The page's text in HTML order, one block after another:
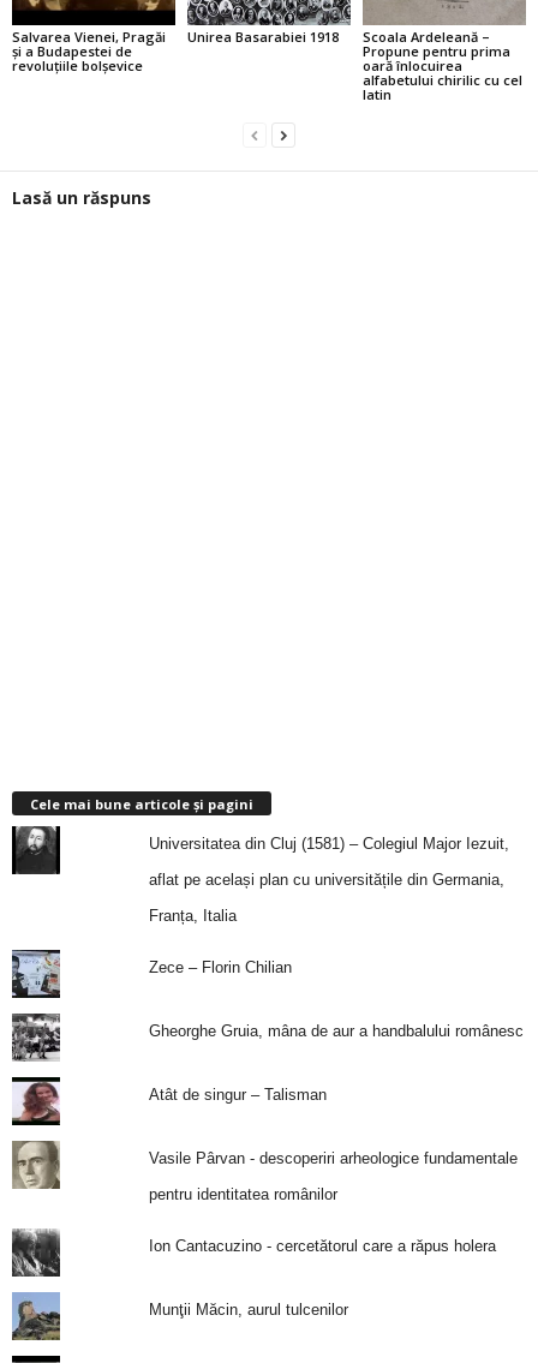
Salvarea Vienei, Pragăi
şi a Budapestei de
revoluţiile bolşevice
Unirea Basarabiei 1918
Scoala Ardeleană –
Propune pentru prima
oară înlocuirea
alfabetului chirilic cu cel
latin
Lasă un răspuns
Cele mai bune articole și pagini
Universitatea din Cluj (1581) – Colegiul Major Iezuit,
aflat pe același plan cu universitățile din Germania,
Franța, Italia
Zece – Florin Chilian
Gheorghe Gruia, mâna de aur a handbalului românesc
Atât de singur – Talisman
Vasile Pârvan - descoperiri arheologice fundamentale
pentru identitatea românilor
Ion Cantacuzino - cercetătorul care a răpus holera
Munţii Măcin, aurul tulcenilor